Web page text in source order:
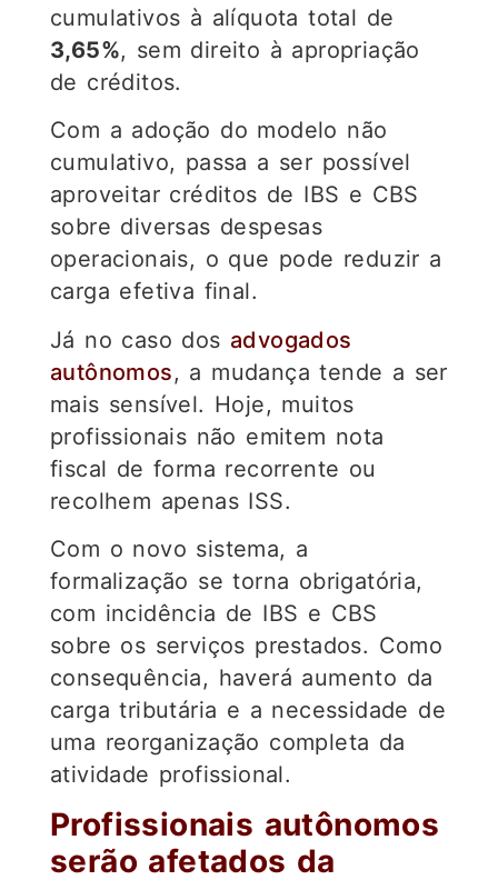
cumulativos à alíquota total de
3,65%, sem direito à apropriação
de créditos.
Com a adoção do modelo não
cumulativo, passa a ser possível
aproveitar créditos de IBS e CBS
sobre diversas despesas
operacionais, o que pode reduzir a
carga efetiva final.
Já no caso dos advogados
autônomos, a mudança tende a ser
mais sensível. Hoje, muitos
profissionais não emitem nota
fiscal de forma recorrente ou
recolhem apenas ISS.
Com o novo sistema, a
formalização se torna obrigatória,
com incidência de IBS e CBS
sobre os serviços prestados. Como
consequência, haverá aumento da
carga tributária e a necessidade de
uma reorganização completa da
atividade profissional.
Profissionais autônomos
serão afetados da